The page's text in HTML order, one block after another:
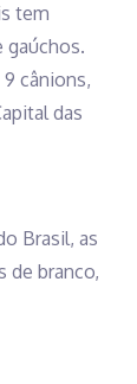
tem
gaúchos.
cânions,
das
Brasil, as
de branco,